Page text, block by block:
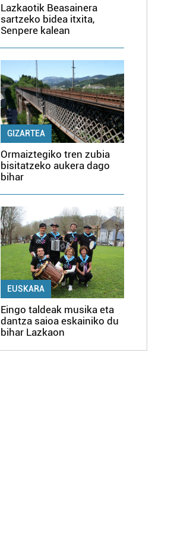
Lazkaotik Beasainera
sartzeko bidea itxita,
Senpere kalean
GIZARTEA
Ormaiztegiko tren zubia
bisitatzeko aukera dago
bihar
EUSKARA
Eingo taldeak musika eta
dantza saioa eskainiko du
bihar Lazkaon